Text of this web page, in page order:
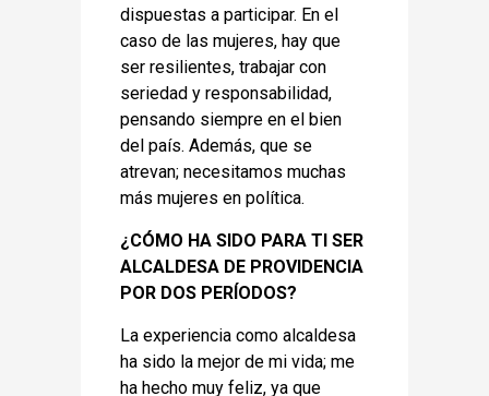
dispuestas a participar. En el
caso de las mujeres, hay que
ser resilientes, trabajar con
seriedad y responsabilidad,
pensando siempre en el bien
del país. Además, que se
atrevan; necesitamos muchas
más mujeres en política.
¿CÓMO HA SIDO PARA TI SER
ALCALDESA DE PROVIDENCIA
POR DOS PERÍODOS?
La experiencia como alcaldesa
ha sido la mejor de mi vida; me
ha hecho muy feliz, ya que